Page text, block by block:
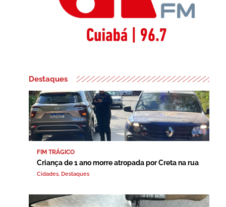
Destaques
FIM TRÁGICO
Criança de 1 ano morre atropada por Creta na rua
Cidades Destaques